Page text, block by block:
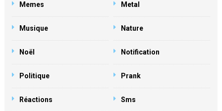
Memes Metal
Musique Nature
Noël Notification
Politique Prank
Réactions Sms